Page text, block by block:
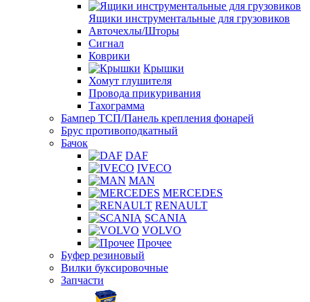
Ящики инструментальные для грузовиков
Авточехлы/Шторы
Сигнал
Коврики
Крышки
Хомут глушителя
Провода прикуривания
Тахограмма
Бампер ТСП/Панель крепления фонарей
Брус противоподкатный
Бачок
DAF
IVECO
MAN
MERCEDES
RENAULT
SCANIA
VOLVO
Прочее
Буфер резиновый
Вилки буксировочные
Запчасти